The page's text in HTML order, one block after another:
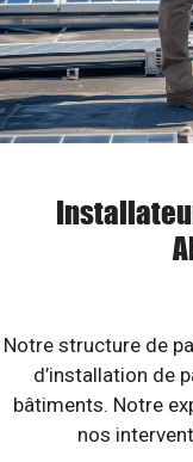
Notre structure de
d’installation de
bâtiments. Notre
nos